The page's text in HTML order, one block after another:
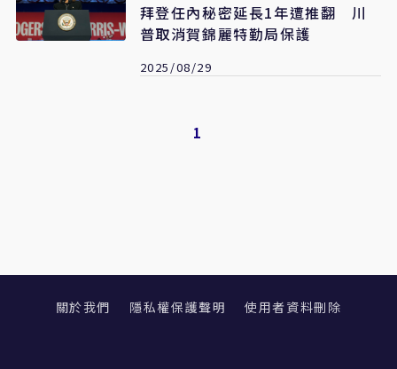
拜登任內秘密延長1年遭推翻 川
普取消賀錦麗特勤局保護
2025/08/29
1
關於我們 隱私權保護聲明 使用者資料刪除